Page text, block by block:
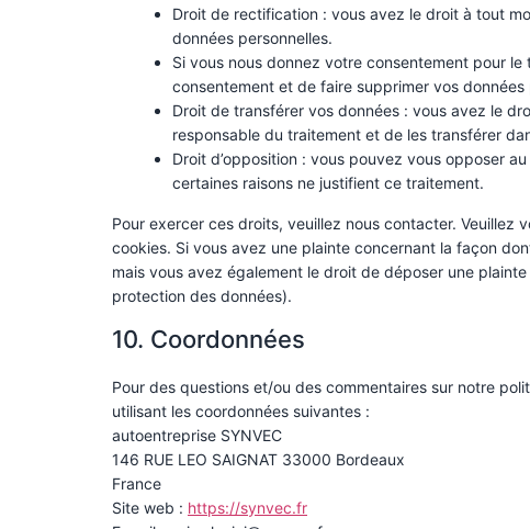
Droit de rectification : vous avez le droit à tout
données personnelles.
Si vous nous donnez votre consentement pour
consentement et de faire supprimer vos données
Droit de transférer vos données : vous avez le
responsable du traitement et de les transférer
Droit d’opposition : vous pouvez vous opposer
certaines raisons ne justifient ce traitement.
Pour exercer ces droits, veuillez nous contacter.
cookies. Si vous avez une plainte concernant la façon
mais vous avez également le droit de déposer une
protection des données).
10. Coordonnées
Pour des questions et/ou des commentaires sur notre
utilisant les coordonnées suivantes :
autoentreprise SYNVEC
146 RUE LEO SAIGNAT 33000 Bordeaux
France
Site web : https://synvec.fr